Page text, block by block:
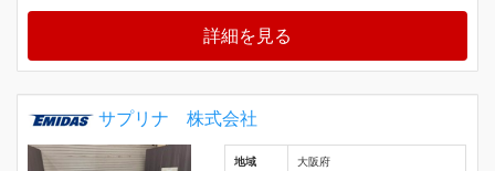
詳細を見る
サプリナ 株式会社
地域 大阪府